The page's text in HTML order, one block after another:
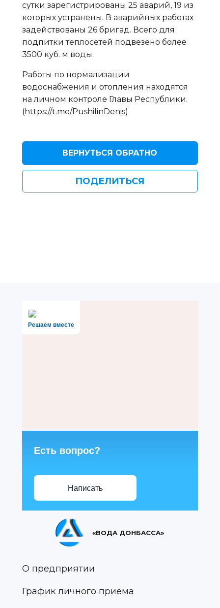
сутки зарегистрированы 25 аварий, 19 из
которых устранены. В аварийных работах
задействованы 26 бригад. Всего для
подпитки теплосетей подвезено более
3500 куб. м воды.
Работы по нормализации
водоснабжения и отопления находятся
на личном контроле Главы Республики.
(https://t.me/PushilinDenis)
ВЕРНУТЬСЯ ОБРАТНО
ПОДЕЛИТЬСЯ
Решаем вместе
Есть вопрос?
Написать
«ВОДА ДОНБАССА»
О предприятии
График личного приёма